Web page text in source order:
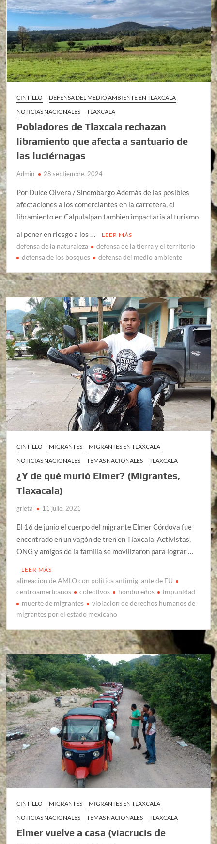
CINTILLO
DEFENSA DEL MEDIO AMBIENTE EN TLAXCALA
NOTICIAS NACIONALES
TLAXCALA
Pobladores de Tlaxcala rechazan
libramiento que afecta a santuario de
las luciérnagas
Admin 28 septiembre, 2024
Por Dulce Olvera / Sinembargo Además de las posibles
afectaciones a los comerciantes en la carretera, el
libramiento en Calpulalpan también impactaría al turismo
al poner en riesgo a los …
LEER MÁS
defensa de la naturaleza
defensa de la tierra y el territorio
defensa de los bosques
defensa del medio ambiente
CINTILLO MIGRANTES
MIGRANTES EN TLAXCALA
NOTICIAS NACIONALES
TEMAS NACIONALES TLAXCALA
¿Y de qué murió Elmer? (Migrantes,
Tlaxacala)
grieta 11 julio, 2021
El 16 de junio el cuerpo del migrante Elmer Córdova fue
encontrado en un vagón de tren en Tlaxcala. Activistas,
ONG y amigos de la familia se movilizaron para lograr …
LEER MÁS
alineacion de AMLO con politica antimigrante de EU
centroamericanos
colectivos hondureños
impunidad
muerte de migrantes
violacion de derechos humanos de
migrantes por el estado mexicano
CINTILLO MIGRANTES
MIGRANTES EN TLAXCALA
NOTICIAS NACIONALES
TEMAS NACIONALES TLAXCALA
Elmer vuelve a casa (viacrucis de